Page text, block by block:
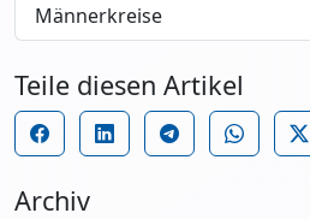
Männerkreise
Teile diesen Artikel
Archiv